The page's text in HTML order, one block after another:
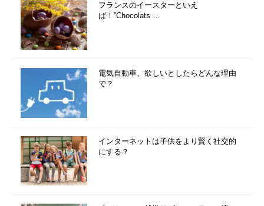
フランスのイースターといえ
ば！”Chocolats …
電気自動車、欲しいとしたらどんな理由
で？
インターネットは子供をより賢く社交的
にする？